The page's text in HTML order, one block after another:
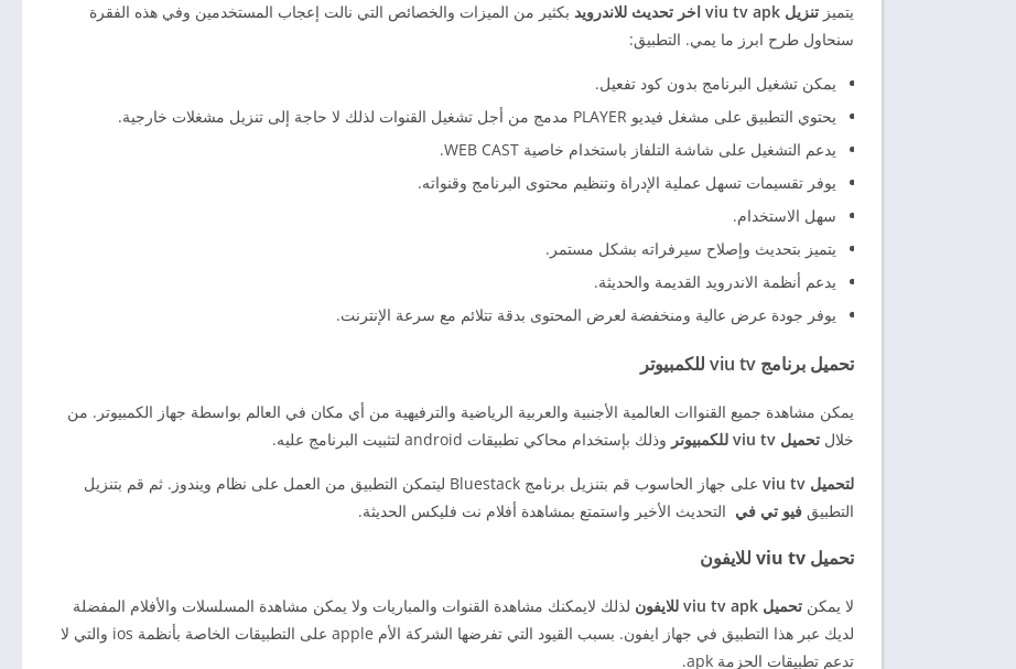
يتميز تنزيل viu tv apk اخر تحديث للاندرويد
بكثير من الميزات والخصائص التي نالت إعجاب المستخدمين وفي هذه الفقرة
سنحاول طرح ابرز ما يمي. التطبيق:
يمكن تشغيل البرنامج بدون كود تفعيل.
يحتوي التطبيق على مشغل فيديو PLAYER مدمج من أجل تشغيل القنوات لذلك لا حاجة إلى تنزيل مشغلات خارجية.
يدعم التشغيل على شاشة التلفاز باستخدام خاصية WEB CAST.
يوفر تقسيمات تسهل عملية الإدراة وتنظيم محتوى البرنامج وقنواته.
سهل الاستخدام.
يتميز بتحديث وإصلاح سيرفراته بشكل مستمر.
يدعم أنظمة الاندرويد القديمة والحديثة.
يوفر جودة عرض عالية ومنخفضة لعرض المحتوى بدقة تتلائم مع سرعة الإنترنت.
تحميل برنامج viu tv للكمبيوتر
يمكن مشاهدة جميع القنواات العالمية الأجنبية والعربية الرياضية والترفيهية من أي مكان في العالم بواسطة جهاز الكمبيوتر. من
خلال تحميل viu tv للكمبيوتر وذلك بإستخدام محاكي تطبيقات android لتثبيت البرنامج عليه.
لتحميل viu tv
على جهاز الحاسوب قم بتنزيل برنامج Bluestack ليتمكن التطبيق من العمل على نظام ويندوز. ثم قم بتنزيل
التطبيق فيو تي في التحديث الأخير واستمتع بمشاهدة أفلام نت فليكس الحديثة.
تحميل viu tv للايفون
لا يمكن تحميل viu tv apk للايفون
لذلك لايمكنك مشاهدة القنوات والمباريات ولا يمكن مشاهدة المسلسلات والأفلام المفضلة
لديك عبر هذا التطبيق في جهاز ايفون. بسبب القيود التي تفرضها الشركة الأم apple على التطبيقات الخاصة بأنظمة ios والتي لا
تدعم تطبيقات الحزمة apk.